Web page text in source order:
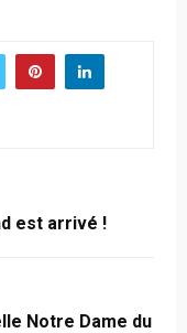
est arrivé !
Notre Dame du